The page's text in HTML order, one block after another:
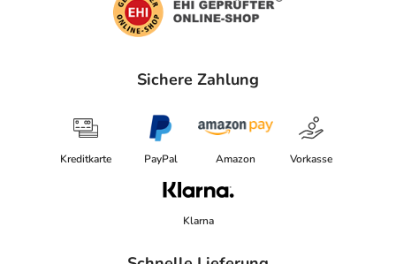
Adresse des Anbieters/Herstellers
Essity Germany GmbH
elektronische Adresse: https://www.essity.de/ |
info.deutschland@essity.com
Sichere Zahlung
Kreditkarte PayPal Amazon Vorkasse
Klarna